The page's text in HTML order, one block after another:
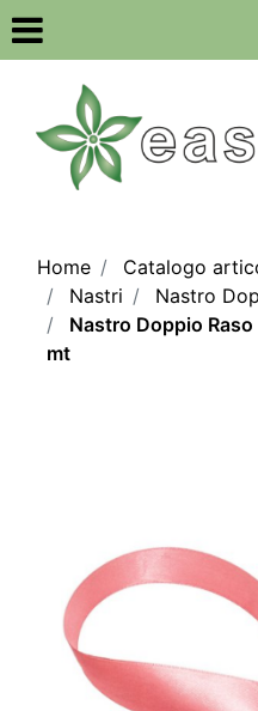
Open
Home Catalogo
Nastri
Nastro
Nastro Doppio
mt